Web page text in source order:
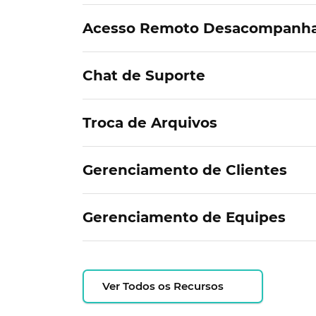
Acesso Remoto
Chat de Suporte
Troca de Arquivos
Gerenciamento de Clientes
Gerenciamento de Equipes
Ver Todos os Recursos